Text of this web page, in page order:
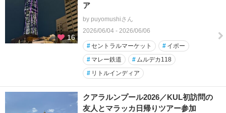
16
ア
by puyomushiさん
2026/06/04 - 2026/06/06
#セントラルマーケット # イポー
# マレー鉄道 # ムルデカ118
# リトルインディア
クアラルンプール2026／KUL初訪問の
友人とマラッカ日帰りツアー参加